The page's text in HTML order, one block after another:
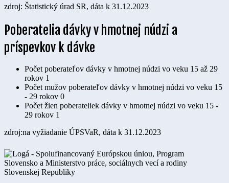
zdroj: Štatistický úrad SR, dáta k 31.12.2023
Poberatelia dávky v hmotnej núdzi a
príspevkov k dávke
Počet poberateľov dávky v hmotnej núdzi vo veku 15 až 29
rokov 1
Počet mužov poberateľov dávky v hmotnej núdzi vo veku 15
- 29 rokov 0
Počet žien poberateliek dávky v hmotnej núdzi vo veku 15 -
29 rokov 1
zdroj:na vyžiadanie ÚPSVaR, dáta k 31.12.2023